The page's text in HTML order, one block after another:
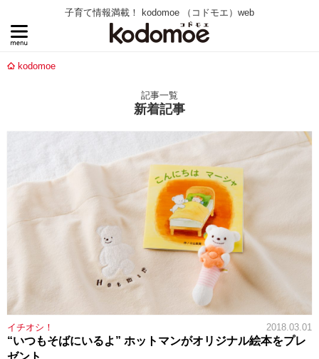
子育て情報満載！ kodomoe （コドモエ）web
kodomoe
記事一覧
新着記事
イチオシ！ 2018.03.01
“いつもそばにいるよ” ホットマンがオリジナル絵本をプレ
ゼント